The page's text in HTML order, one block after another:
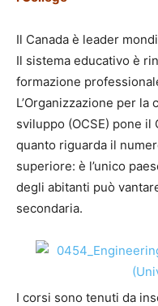
Il Canada è leader
Il sistema educativo è
formazione
L’Organizzazione per
sviluppo (OCSE) pone
quanto riguarda il
superiore: è l’unico
degli abitanti può
secondaria.
I corsi sono tenuti da